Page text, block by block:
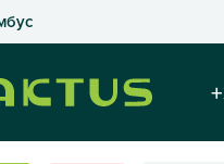
Выберите свой город